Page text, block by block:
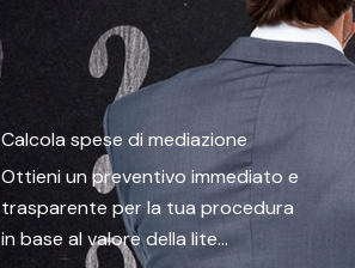
Calcola spese di mediazione
Ottieni un preventivo immediato e
trasparente per la tua procedura
in base al valore della lite…